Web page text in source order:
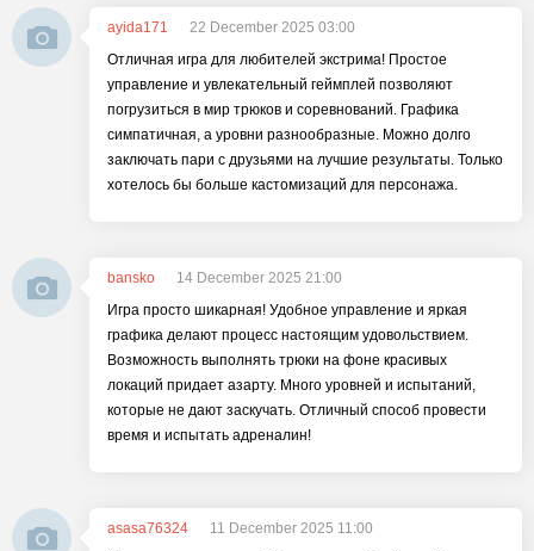
ayida171
22 December 2025 03:00
Отличная игра для любителей экстрима! Простое
управление и увлекательный геймплей позволяют
погрузиться в мир трюков и соревнований. Графика
симпатичная, а уровни разнообразные. Можно долго
заключать пари с друзьями на лучшие результаты. Только
хотелось бы больше кастомизаций для персонажа.
bansko
14 December 2025 21:00
Игра просто шикарная! Удобное управление и яркая
графика делают процесс настоящим удовольствием.
Возможность выполнять трюки на фоне красивых
локаций придает азарту. Много уровней и испытаний,
которые не дают заскучать. Отличный способ провести
время и испытать адреналин!
asasa76324
11 December 2025 11:00